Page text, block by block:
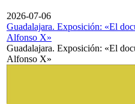
2026-07-06
Guadalajara. Exposición: «El
Alfonso X»
Guadalajara. Exposición: «El
Alfonso X»